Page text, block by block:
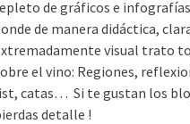
de gráficos e
de manera didáctica,
visual trato
el vino: Regiones,
catas… Si te gustan los
detalle !